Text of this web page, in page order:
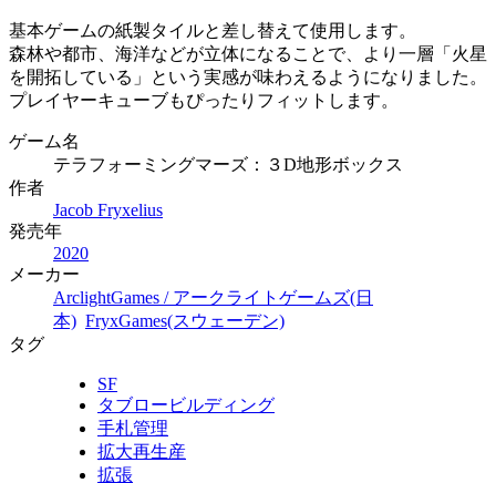
基本ゲームの紙製タイルと差し替えて使用します。
森林や都市、海洋などが立体になることで、より一層「火星
を開拓している」という実感が味わえるようになりました。
プレイヤーキューブもぴったりフィットします。
ゲーム名
テラフォーミングマーズ：３D地形ボックス
作者
Jacob Fryxelius
発売年
2020
メーカー
ArclightGames / アークライトゲームズ(日
本) FryxGames(スウェーデン)
タグ
SF
タブロービルディング
手札管理
拡大再生産
拡張